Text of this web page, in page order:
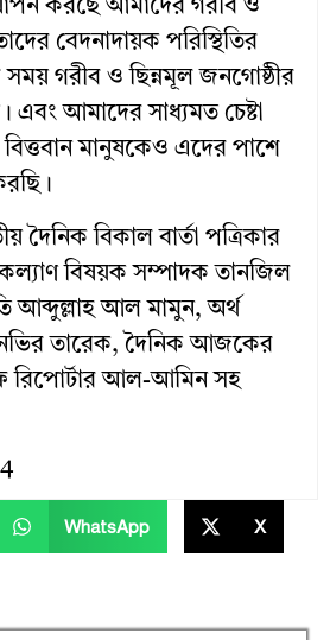
করছে আমাদের গরীব ও
বেদনাদায়ক পরিস্থিতির
গরীব ও ছিন্নমূল জনগোষ্ঠীর
এবং আমাদের সাধ্যমত চেষ্টা
মানুষকেও এদের পাশে
দৈনিক বিকাল বার্তা পত্রিকার
কল্যাণ বিষয়ক সম্পাদক তানজিল
আব্দুল্লাহ আল মামুন, অর্থ
তারেক, দৈনিক আজকের
রিপোর্টার আল-আমিন সহ
WhatsApp X